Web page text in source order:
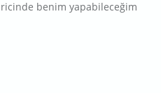
benim yapabileceğim